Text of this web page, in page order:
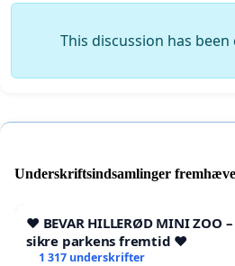
This discussion has been
Underskriftsindsamlinger
❤️ BEVAR HILLERØD MINI ZOO
sikre parkens fremtid ❤️
1 317 underskrifter